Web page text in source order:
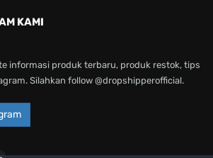
KAMI
informasi produk terbaru, produk restok, tips
Silahkan follow @dropshipperofficial.